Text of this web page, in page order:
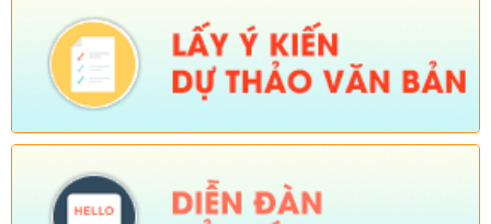
Số: 1836/UBND-VP
Tên:
(V/v triển khai thực hiện Nghị định số 265/2026/NĐ-CP và
Nghị định số 266/2026/NĐ-CP của Chính phủ về tiết kiệm,
chống lãng phí.)
Ngày ban hành: (05/08/2026) -Ngày hiệu lực: (04/08/2026)
Số: 1839/KH-UBND
Tên:(KẾ HOẠCH Công tác phổ biến, giáo dục pháp luật 6
tháng cuối năm 2026 trên địa bàn xã Sì Lở Lầu)